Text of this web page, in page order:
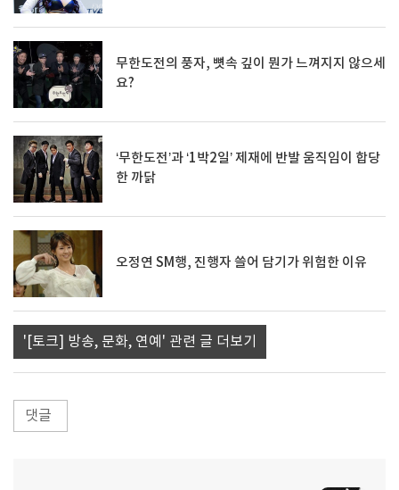
무한도전의 풍자, 뼛속 깊이 뭔가 느껴지지 않으세
요?
‘무한도전’과 ‘1박2일’ 제재에 반발 움직임이 합당
한 까닭
오정연 SM행, 진행자 쓸어 담기가 위험한 이유
'[토크] 방송, 문화, 연예' 관련 글 더보기
댓글